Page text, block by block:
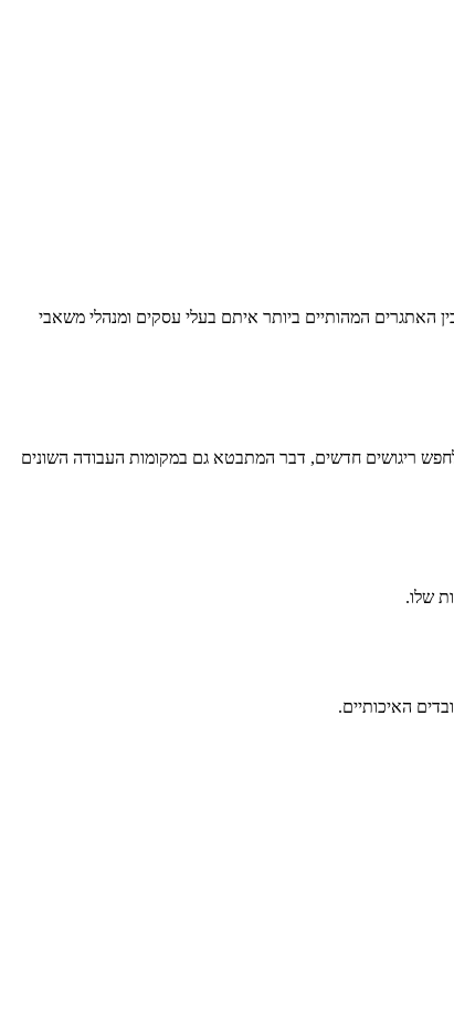
האתגרים המהותיים ביותר איתם בעלי עסקים ומנהלי משאבי
ריגושים חדשים, דבר המתבטא גם במקומות העבודה השונים
שלו.
האיכותיים.